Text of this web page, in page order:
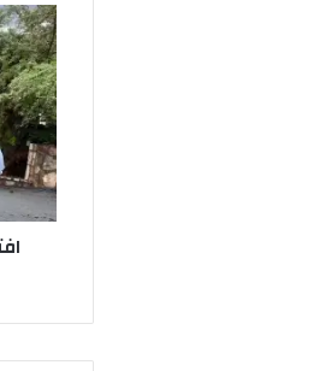
افتتاح
دراسة
قادة
أفواج
في
مدينة
الإمام
الصدر